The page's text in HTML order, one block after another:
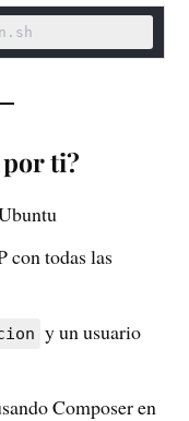
por ti?
con todas las
y un usuario
Composer en